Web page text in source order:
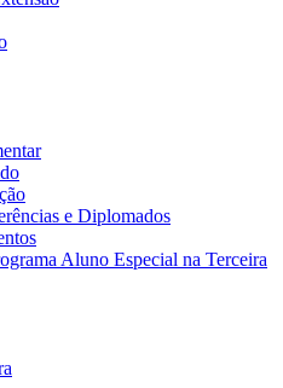
e Diplomados
Aluno Especial na Terceira